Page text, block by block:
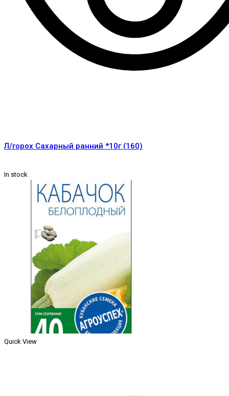
Л/горох Сахарный ранний *10г (160)
In stock
Quick View